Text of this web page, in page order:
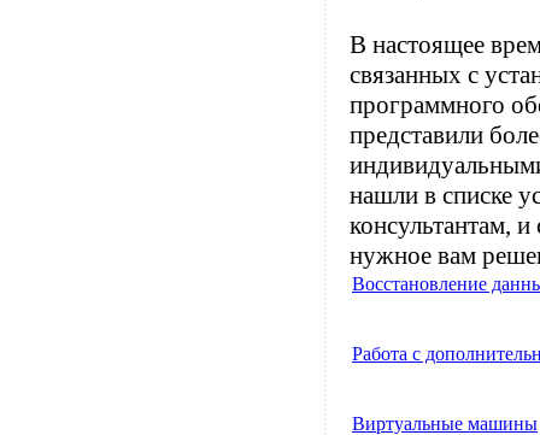
В настоящее
связанных с
программного
представили
нашли в списке
консультантам,
нужное вам
Восстановление
Работа с
Виртуальные машины